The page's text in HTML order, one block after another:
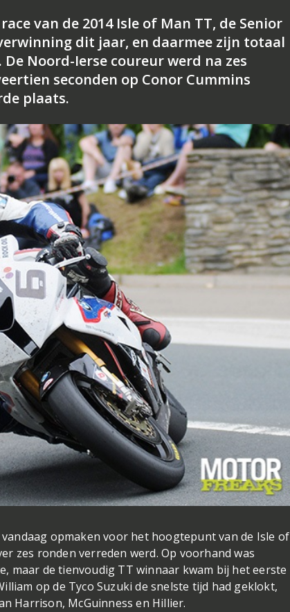
van de 2014 Isle of Man TT, de Senior
dit jaar, en daarmee zijn totaal
Noord-Ierse coureur werd na zes
seconden op Conor Cummins
plaats.
opmaken voor het hoogtepunt van de Isle of
zes ronden verreden werd. Op voorhand was
maar de tienvoudig TT winnaar kwam bij het eerste
op de Tyco Suzuki de snelste tijd had geklokt,
Harrison, McGuinness en Hillier.